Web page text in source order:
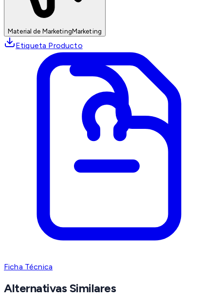
Material de MarketingMarketing
Etiqueta Producto
Ficha Técnica
Alternativas Similares